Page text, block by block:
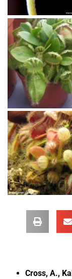
Cross, A.,